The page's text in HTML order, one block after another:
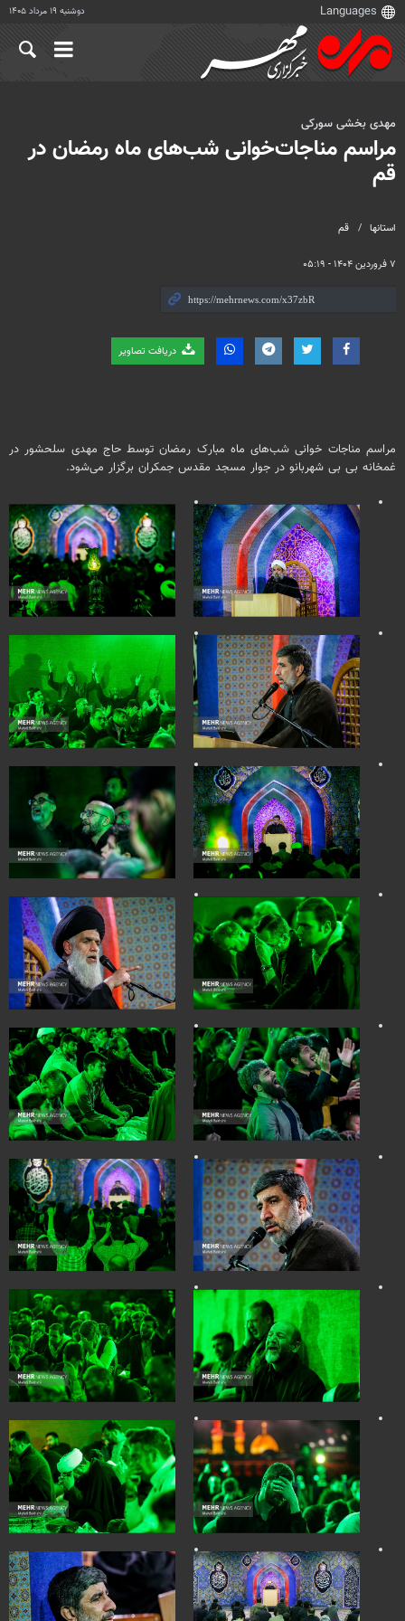
دوشنبه ۱۹ مرداد ۱۴۰۵
استانها قم
۷ فروردین ۱۴۰۴ - ۰۵:۱۹
دریافت تصاویر
مهدی بخشی سورکی
مراسم مناجات‌خوانی شب‌های ماه رمضان در
قم
مراسم مناجات خوانی شب‌های ماه مبارک رمضان توسط حاج مهدی سلحشور در
غمخانه بی بی شهربانو در جوار مسجد مقدس جمکران برگزار می‌شود.